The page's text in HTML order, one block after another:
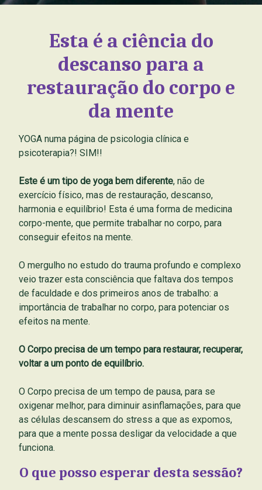
Esta é a ciência do
descanso para a
restauração do corpo e
da mente
YOGA numa página de psicologia clínica e
psicoterapia?! SIM!!
Este é um tipo de yoga bem diferente, não de
exercício físico, mas de restauração, descanso,
harmonia e equilíbrio! Esta é uma forma de medicina
corpo-mente, que permite trabalhar no corpo, para
conseguir efeitos na mente.
O mergulho no estudo do trauma profundo e complexo
veio trazer esta consciência que faltava dos tempos
de faculdade e dos primeiros anos de trabalho: a
importância de trabalhar no corpo, para potenciar os
efeitos na mente.
O Corpo precisa de um tempo para restaurar, recuperar,
voltar a um ponto de equilíbrio.
O Corpo precisa de um tempo de pausa, para se
oxigenar melhor, para diminuir asinflamações, para que
as células descansem do stress a que as expomos,
para que a mente possa desligar da velocidade a que
funciona.
O que posso esperar desta sessão?